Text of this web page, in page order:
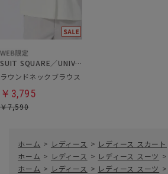
SUIT SQUARE／UNIVERSAL LANGUAGE／WHITE
ラウンドネックブラウス
￥3,795
￥7,590
ホーム > レディース > レディース スカート
ホーム > レディース > レディース スーツ >
ホーム > レディース > レディース スーツ >